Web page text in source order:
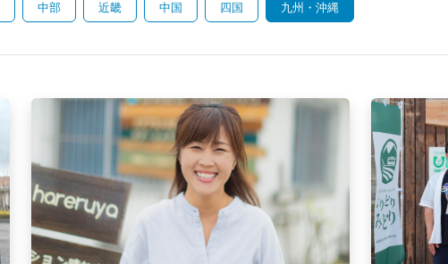
中部 近畿 中国 四国 九州・沖縄